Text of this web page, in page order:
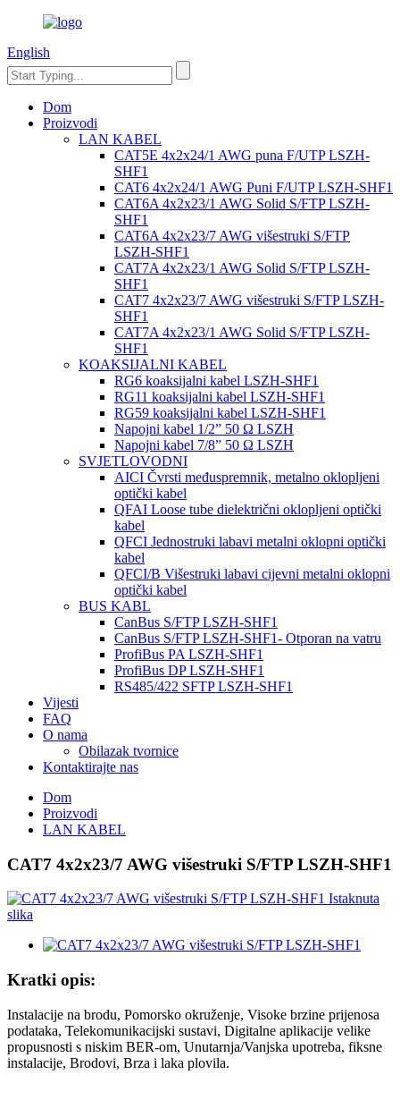
English
Dom
Proizvodi
LAN KABEL
CAT5E 4x2x24/1 AWG puna F/UTP LSZH-
SHF1
CAT6 4x2x24/1 AWG Puni F/UTP LSZH-SHF1
CAT6A 4x2x23/1 AWG Solid S/FTP LSZH-
SHF1
CAT6A 4x2x23/7 AWG višestruki S/FTP
LSZH-SHF1
CAT7A 4x2x23/1 AWG Solid S/FTP LSZH-
SHF1
CAT7 4x2x23/7 AWG višestruki S/FTP LSZH-
SHF1
CAT7A 4x2x23/1 AWG Solid S/FTP LSZH-
SHF1
KOAKSIJALNI KABEL
RG6 koaksijalni kabel LSZH-SHF1
RG11 koaksijalni kabel LSZH-SHF1
RG59 koaksijalni kabel LSZH-SHF1
Napojni kabel 1/2” 50 Ω LSZH
Napojni kabel 7/8” 50 Ω LSZH
SVJETLOVODNI
AICI Čvrsti međuspremnik, metalno oklopljeni
optički kabel
QFAI Loose tube dielektrični oklopljeni optički
kabel
QFCI Jednostruki labavi metalni oklopni optički
kabel
QFCI/B Višestruki labavi cijevni metalni oklopni
optički kabel
BUS KABL
CanBus S/FTP LSZH-SHF1
CanBus S/FTP LSZH-SHF1- Otporan na vatru
ProfiBus PA LSZH-SHF1
ProfiBus DP LSZH-SHF1
RS485/422 SFTP LSZH-SHF1
Vijesti
FAQ
O nama
Obilazak tvornice
Kontaktirajte nas
Dom
Proizvodi
LAN KABEL
CAT7 4x2x23/7 AWG višestruki S/FTP LSZH-SHF1
Kratki opis:
Instalacije na brodu, Pomorsko okruženje, Visoke brzine prijenosa
podataka, Telekomunikacijski sustavi, Digitalne aplikacije velike
propusnosti s niskim BER-om, Unutarnja/Vanjska upotreba, fiksne
instalacije, Brodovi, Brza i laka plovila.